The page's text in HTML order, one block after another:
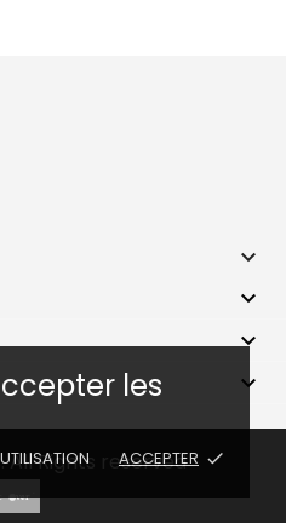
les
ACCEPTER done




All Rights reserved
ver